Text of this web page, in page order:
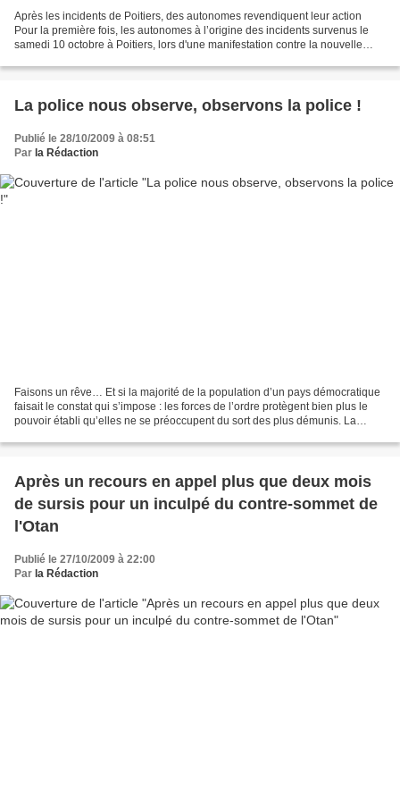
Après les incidents de Poitiers, des autonomes revendiquent leur action
Pour la première fois, les autonomes à l’origine des incidents survenus le
samedi 10 octobre à Poitiers, lors d'une manifestation contre la nouvelle
La police nous observe, observons la police !
Publié le 28/10/2009 à 08:51
Par la Rédaction
Faisons un rêve… Et si la majorité de la population d’un pays démocratique
faisait le constat qui s’impose : les forces de l’ordre protègent bien plus le
pouvoir établi qu’elles ne se préoccupent du sort des plus démunis. La
Après un recours en appel plus que deux mois
de sursis pour un inculpé du contre-sommet de
l'Otan
Publié le 27/10/2009 à 22:00
Par la Rédaction